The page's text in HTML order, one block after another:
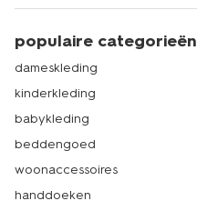
populaire categorieën
dameskleding
kinderkleding
babykleding
beddengoed
woonaccessoires
handdoeken